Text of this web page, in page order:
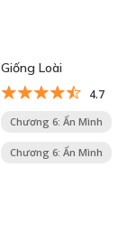
Giống Loài
4.7
Chương 6: Ẩn Mình
Chương 6: Ẩn Mình